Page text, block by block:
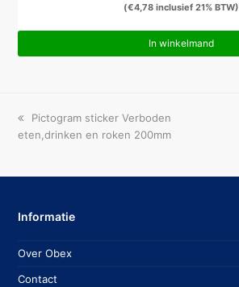
(€4,78inclusief 21% BTW)
In winkelmand
previous
post:
Pictogram sticker Verboden
eten,drinken en roken 200mm
Informatie
Over Obex
Contact